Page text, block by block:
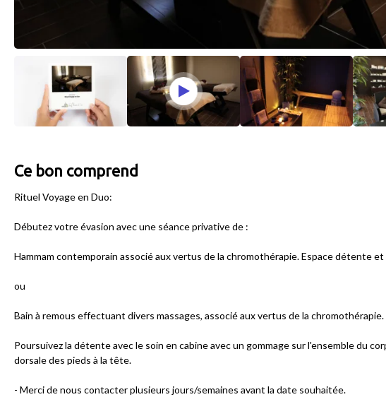
Ce bon comprend
Rituel Voyage en Duo:
Débutez votre évasion avec une séance privative de :
Hammam contemporain associé aux vertus de la chromothérapie. Espace détente
ou
Bain à remous effectuant divers massages, associé aux vertus de la
Poursuivez la détente avec le soin en cabine avec un gommage sur l'ensemble du
dorsale des pieds à la tête.
- Merci de nous contacter plusieurs jours/semaines avant la date souhaitée.